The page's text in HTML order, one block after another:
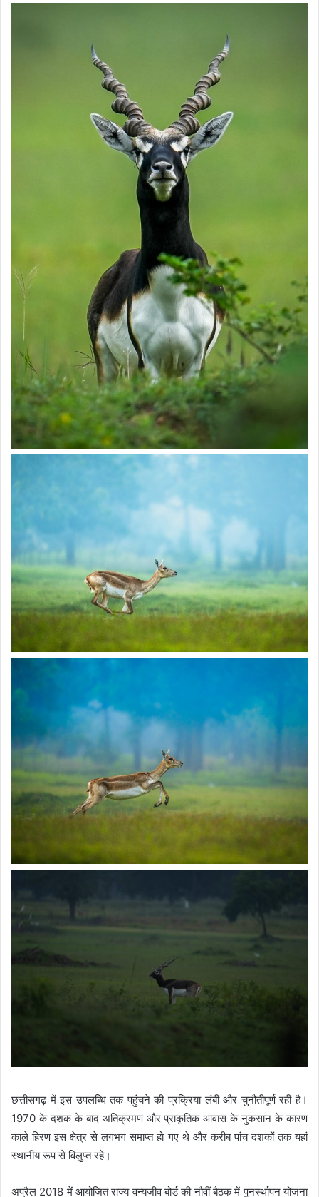
छत्तीसगढ़ में इस उपलब्धि तक पहुंचने की प्रक्रिया लंबी और चुनौतीपूर्ण रही है।
1970 के दशक के बाद अतिक्रमण और प्राकृतिक आवास के नुकसान के कारण
काले हिरण इस क्षेत्र से लगभग समाप्त हो गए थे और करीब पांच दशकों तक यहां
स्थानीय रूप से विलुप्त रहे।
अप्रैल 2018 में आयोजित राज्य वन्यजीव बोर्ड की नौवीं बैठक में पुनर्स्थापन योजना